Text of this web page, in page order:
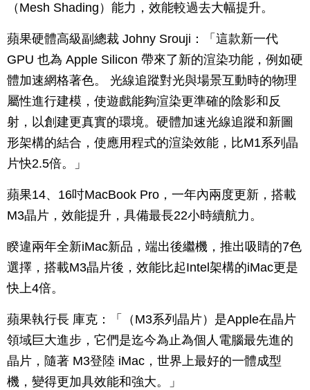
（Mesh Shading）能力，效能較過去大幅提升。
蘋果硬體高級副總裁 Johny Srouji：「這款新一代
GPU 也為 Apple Silicon 帶來了新的渲染功能，例如硬
體加速網格著色。 光線追蹤對光與場景互動時的物理
屬性進行建模，使遊戲能夠渲染更準確的陰影和反
射，以創建更真實的環境。硬體加速光線追蹤和新圖
形架構的結合，使應用程式的渲染效能，比M1系列晶
片快2.5倍。」
蘋果14、16吋MacBook Pro，一年內兩度更新，搭載
M3晶片，效能提升，具備最長22小時續航力。
睽違兩年全新iMac新品，端出後繼機，推出吸睛的7色
選擇，搭載M3晶片後，效能比起Intel架構的iMac更是
快上4倍。
蘋果執行長 庫克：「（M3系列晶片）是Apple在晶片
領域巨大進步，它們是迄今為止為個人電腦最先進的
晶片，隨著 M3登陸 iMac，世界上最好的一體成型
機，變得更加具效能和強大。」